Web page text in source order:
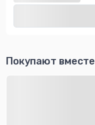
Покупают вместе